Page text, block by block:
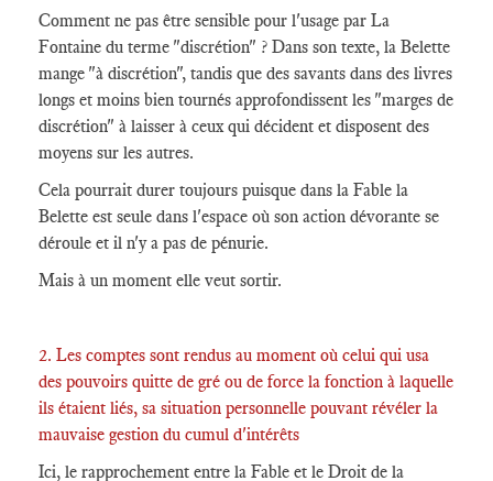
Comment ne pas être sensible pour l'usage par La
Fontaine du terme "discrétion" ? Dans son texte, la Belette
mange "à discrétion", tandis que des savants dans des livres
longs et moins bien tournés approfondissent les "marges de
discrétion" à laisser à ceux qui décident et disposent des
moyens sur les autres.
Cela pourrait durer toujours puisque dans la Fable la
Belette est seule dans l'espace où son action dévorante se
déroule et il n'y a pas de pénurie.
Mais à un moment elle veut sortir.
2. Les comptes sont rendus au moment où celui qui usa
des pouvoirs quitte de gré ou de force la fonction à laquelle
ils étaient liés, sa situation personnelle pouvant révéler la
mauvaise gestion du cumul d'intérêts
Ici, le rapprochement entre la Fable et le Droit de la